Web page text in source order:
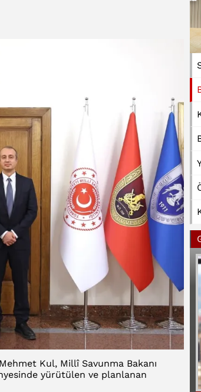
Kul, Millî Savunma Bakanı
yürütülen ve planlanan